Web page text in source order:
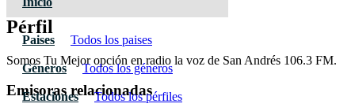
Paises Todos los paises
Géneros Todos los géneros
Estaciones Todos los pérfiles
Pérfil
Somos Tu Mejor opción en radio la voz de San Andrés 106.3 FM.
Emisoras relacionadas